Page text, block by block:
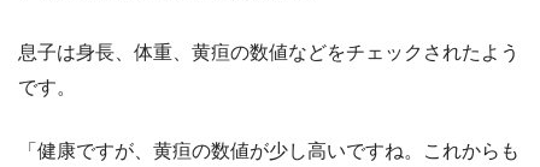
息子は身長、体重、黄疸の数値などをチェックされたよう
です。
「健康ですが、黄疸の数値が少し高いですね。これからも